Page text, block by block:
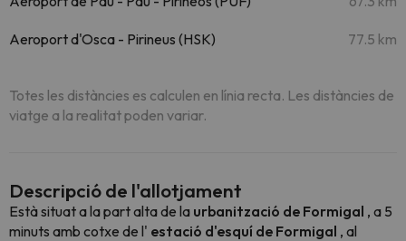
Aeroport d'Osca - Pirineus (HSK) 77.5 km
Totes les distàncies es calculen en línia recta. Les distàncies de
viatge a la realitat poden variar.
Descripció de l'allotjament
Està situat a la part alta de la urbanització de Formigal , a 5
minuts amb cotxe de l' estació d'esquí de Formigal , al